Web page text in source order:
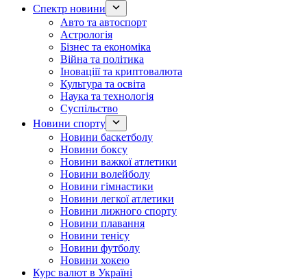
Спектр новини
Авто та автоспорт
Астрологія
Бізнес та економіка
Війна та політика
Іноваціії та криптовалюта
Культура та освіта
Наука та технологія
Суспільство
Новини спорту
Новини баскетболу
Новини боксу
Новини важкої атлетики
Новини волейболу
Новини гімнастики
Новини легкої атлетики
Новини лижного спорту
Новини плавання
Новини тенісу
Новини футболу
Новини хокею
Курс валют в Україні